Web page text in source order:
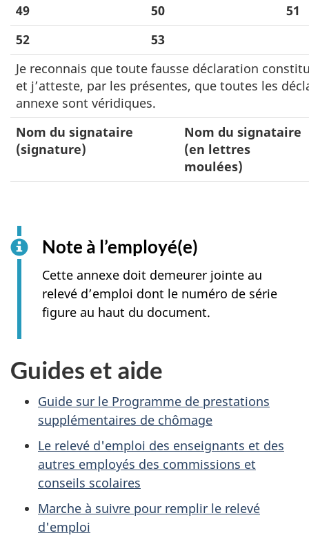
49
50
51
52
53
Je reconnais que toute fausse déclaration
et j’atteste, par les présentes, que toutes les
annexe sont véridiques.
Nom du signataire
(signature)
Nom du signataire
(en lettres
moulées)
Note à l’employé(e)
Cette annexe doit demeurer jointe au
relevé d’emploi dont le numéro de série
figure au haut du document.
Guides et aide
Guide sur le Programme de prestations
supplémentaires de chômage
Le relevé d'emploi des enseignants et des
autres employés des commissions et
conseils scolaires
Marche à suivre pour remplir le relevé
d'emploi